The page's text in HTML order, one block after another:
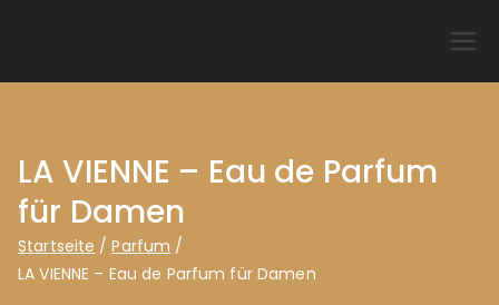
DuftzwillinG – Beflügelt
Deine Sinne!
LA VIENNE – Eau de Parfum
für Damen
Startseite
Parfum
LA VIENNE – Eau de Parfum für Damen